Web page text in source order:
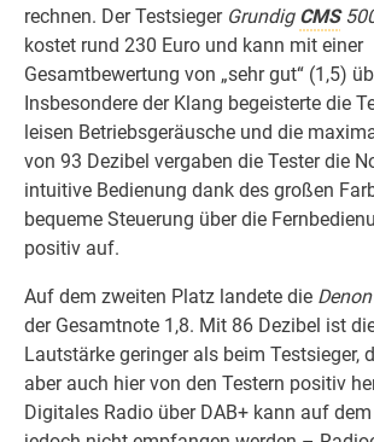
rechnen. Der Testsieger Grundig CMS
kostet rund 230 Euro und kann mit einer
Gesamtbewertung von „sehr gut“ (1,5)
Insbesondere der Klang begeisterte die
leisen Betriebsgeräusche und die
von 93 Dezibel vergaben die Tester die
intuitive Bedienung dank des großen
bequeme Steuerung über die
positiv auf.
Auf dem zweiten Platz landete die
der Gesamtnote 1,8. Mit 86 Dezibel ist
Lautstärke geringer als beim Testsieger,
aber auch hier von den Testern positiv
Digitales Radio über DAB+ kann auf dem